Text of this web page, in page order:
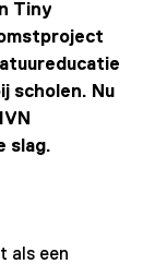
Tiny
scholen. Nu
slag.
als een